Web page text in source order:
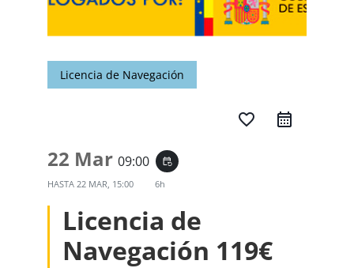
Licencia de Navegación
favorite_border
22 Mar 09:00 event_repeat
HASTA 22 MAR, 15:00 6h
Licencia de
Navegación 119€